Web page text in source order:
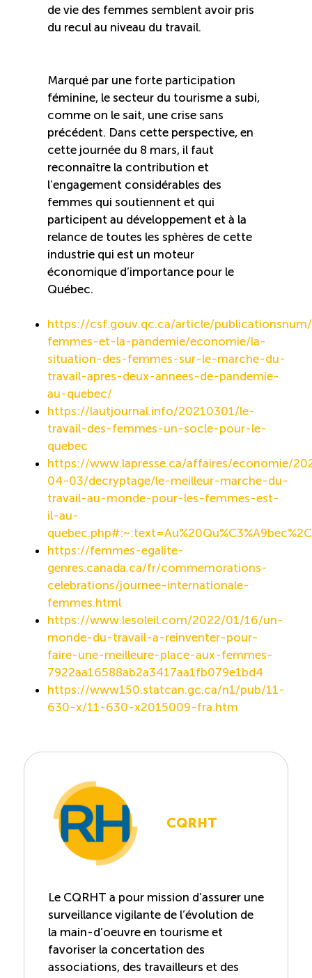
Valorisation des métiers et carrières en tourisme
norme
Boomerang – Partage de ressources
Saisonnalité
Chantier sur la saisonnalité
Bassins de main-d’oeuvre diversifiés
Devenir membre
Catalogue de formations en ligne
ÉTUDES
EN
TOURISME
NOUVELLES
Facebook
LinkedIn
Vimeo Recherche
de vie des femmes semblent avoir pris
du recul au niveau du travail.
Marqué par une forte participation
féminine, le secteur du tourisme a subi,
comme on le sait, une crise sans
précédent. Dans cette perspective, en
cette journée du 8 mars, il faut
reconnaître la contribution et
l’engagement considérables des
femmes qui soutiennent et qui
participent au développement et à la
relance de toutes les sphères de cette
industrie qui est un moteur
économique d’importance pour le
Québec.
https://csf.gouv.qc.ca/article/
femmes-et-la-pandemie/economie/la-
situation-des-femmes-sur-le-marche-du-
travail-apres-deux-annees-de-pandemie-
au-quebec/
https://lautjournal.info/20210301/le-
travail-des-femmes-un-socle-pour-le-
quebec
https://www.lapresse.ca/affaires/economie/
04-03/decryptage/le-meilleur-marche-du-
travail-au-monde-pour-les-femmes-est-
il-au-
https://femmes-egalite-
genres.canada.ca/fr/commemorations-
celebrations/journee-internationale-
femmes.html
https://www.lesoleil.com/2022/01/16/un-
monde-du-travail-a-reinventer-pour-
faire-une-meilleure-place-aux-femmes-
7922aa16588ab2a3417aa1fb079e1bd4
https://www150.statcan.gc.ca/n1/pub/11-
630-x/11-630-x2015009-fra.htm
CQRHT
Le CQRHT a pour mission d’assurer une
surveillance vigilante de l’évolution de
la main-d’oeuvre en tourisme et
favoriser la concertation des
associations, des travailleurs et des